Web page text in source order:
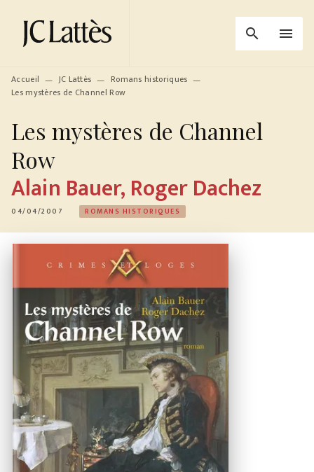
MENU RECHERCHE
PIED DE PAGE
search menu
Accueil — JC Lattès — Romans historiques —
Les mystères de Channel Row
Les mystères de Channel
Row
Alain Bauer,Roger Dachez
04/04/2007 ROMANS HISTORIQUES